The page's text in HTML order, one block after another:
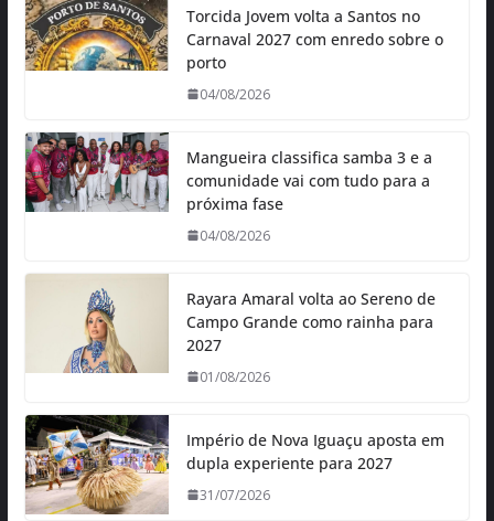
Torcida Jovem volta a Santos no
Carnaval 2027 com enredo sobre o
porto
04/08/2026
Mangueira classifica samba 3 e a
comunidade vai com tudo para a
próxima fase
04/08/2026
Rayara Amaral volta ao Sereno de
Campo Grande como rainha para
2027
01/08/2026
Império de Nova Iguaçu aposta em
dupla experiente para 2027
31/07/2026